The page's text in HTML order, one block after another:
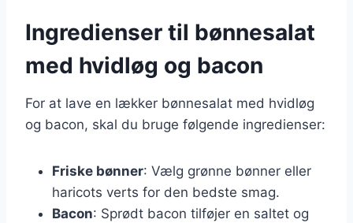
Ingredienser til bønnesalat
med hvidløg og bacon
For at lave en lækker bønnesalat med hvidløg
og bacon, skal du bruge følgende ingredienser:
Friske bønner: Vælg grønne bønner eller
haricots verts for den bedste smag.
Bacon: Sprødt bacon tilføjer en saltet og